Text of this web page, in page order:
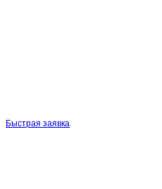
Быстрая заявка